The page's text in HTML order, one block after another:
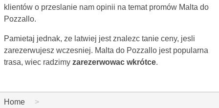
klientów o przeslanie nam opinii na temat promów Malta do
Pozzallo.
Pamietaj jednak, ze latwiej jest znalezc tanie ceny, jesli
zarezerwujesz wczesniej. Malta do Pozzallo jest popularna
trasa, wiec radzimy zarezerwowac wkrótce.
Home